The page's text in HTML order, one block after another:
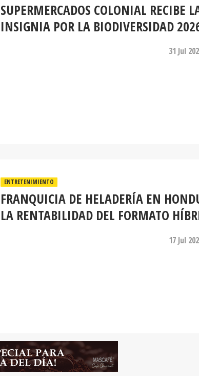
SUPERMERCADOS COLONIAL RECIBE
INSIGNIA POR LA BIODIVERSIDAD
31 Jul
ENTRETENIMIENTO
FRANQUICIA DE HELADERÍA EN
LA RENTABILIDAD DEL FORMATO
17 Jul